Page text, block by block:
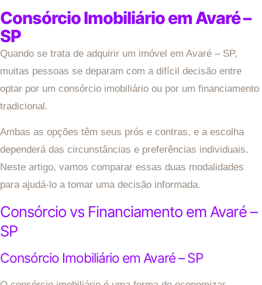
Consórcio Imobiliário em Avaré –
SP
Quando se trata de adquirir um imóvel em Avaré – SP,
muitas pessoas se deparam com a difícil decisão entre
optar por um consórcio imobiliário ou por um financiamento
tradicional.
Ambas as opções têm seus prós e contras, e a escolha
dependerá das circunstâncias e preferências individuais.
Neste artigo, vamos comparar essas duas modalidades
para ajudá-lo a tomar uma decisão informada.
Consórcio vs Financiamento em Avaré –
SP
Consórcio Imobiliário em Avaré – SP